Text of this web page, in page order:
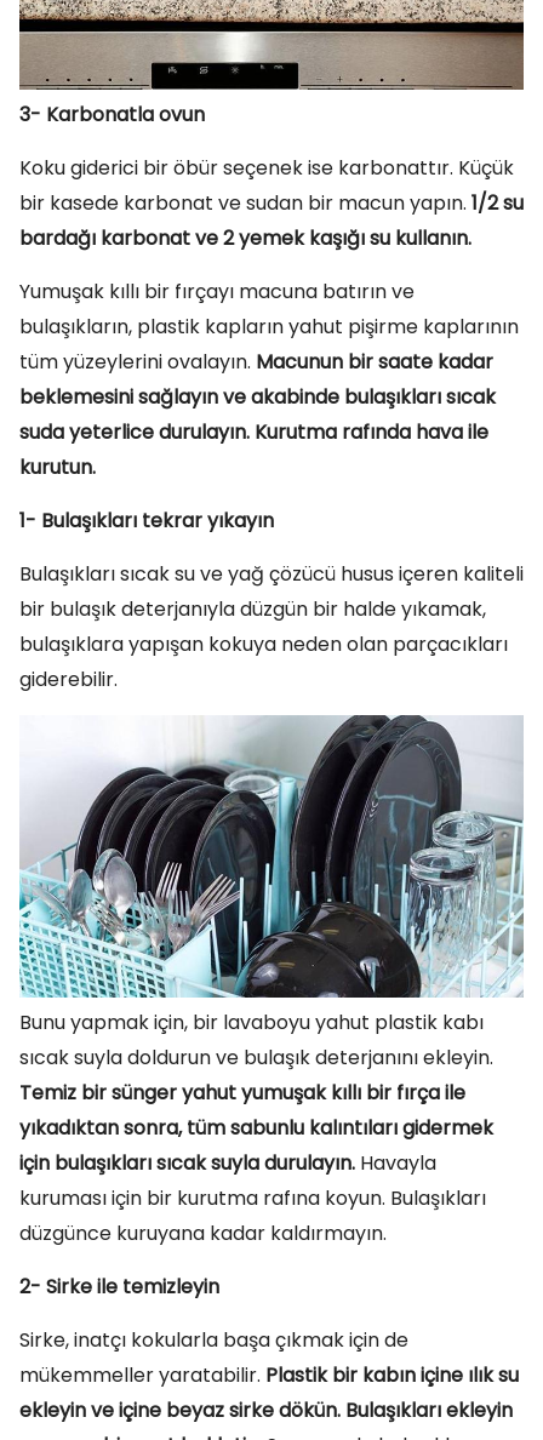
3- Karbonatla ovun
Koku giderici bir öbür seçenek ise karbonattır. Küçük
bir kasede karbonat ve sudan bir macun yapın. 1/2 su
bardağı karbonat ve 2 yemek kaşığı su kullanın.
Yumuşak kıllı bir fırçayı macuna batırın ve
bulaşıkların, plastik kapların yahut pişirme kaplarının
tüm yüzeylerini ovalayın. Macunun bir saate kadar
beklemesini sağlayın ve akabinde bulaşıkları sıcak
suda yeterlice durulayın. Kurutma rafında hava ile
kurutun.
1- Bulaşıkları tekrar yıkayın
Bulaşıkları sıcak su ve yağ çözücü husus içeren kaliteli
bir bulaşık deterjanıyla düzgün bir halde yıkamak,
bulaşıklara yapışan kokuya neden olan parçacıkları
giderebilir.
Bunu yapmak için, bir lavaboyu yahut plastik kabı
sıcak suyla doldurun ve bulaşık deterjanını ekleyin.
Temiz bir sünger yahut yumuşak kıllı bir fırça ile
yıkadıktan sonra, tüm sabunlu kalıntıları gidermek
için bulaşıkları sıcak suyla durulayın. Havayla
kuruması için bir kurutma rafına koyun. Bulaşıkları
düzgünce kuruyana kadar kaldırmayın.
2- Sirke ile temizleyin
Sirke, inatçı kokularla başa çıkmak için de
mükemmeller yaratabilir. Plastik bir kabın içine ılık su
ekleyin ve içine beyaz sirke dökün. Bulaşıkları ekleyin